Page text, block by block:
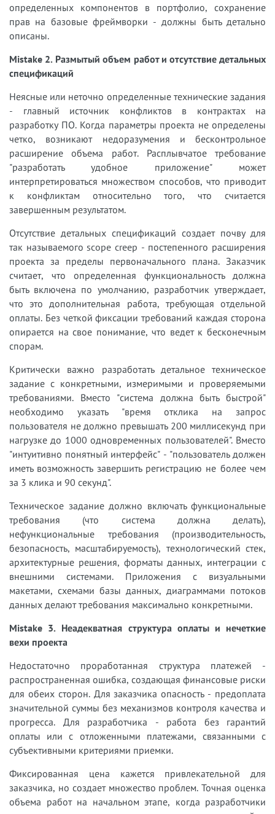
определенных компонентов в портфолио, сохранение
прав на базовые фреймворки - должны быть детально
описаны.
Mistake 2. Размытый объем работ и отсутствие детальных
спецификаций
Неясные или неточно определенные технические задания
- главный источник конфликтов в контрактах на
разработку ПО. Когда параметры проекта не определены
четко, возникают недоразумения и бесконтрольное
расширение объема работ. Расплывчатое требование
"разработать удобное приложение" может
интерпретироваться множеством способов, что приводит
к конфликтам относительно того, что считается
завершенным результатом.
Отсутствие детальных спецификаций создает почву для
так называемого scope creep - постепенного расширения
проекта за пределы первоначального плана. Заказчик
считает, что определенная функциональность должна
быть включена по умолчанию, разработчик утверждает,
что это дополнительная работа, требующая отдельной
оплаты. Без четкой фиксации требований каждая сторона
опирается на свое понимание, что ведет к бесконечным
спорам.
Критически важно разработать детальное техническое
задание с конкретными, измеримыми и проверяемыми
требованиями. Вместо "система должна быть быстрой"
необходимо указать "время отклика на запрос
пользователя не должно превышать 200 миллисекунд при
нагрузке до 1000 одновременных пользователей". Вместо
"интуитивно понятный интерфейс" - "пользователь должен
иметь возможность завершить регистрацию не более чем
за 3 клика и 90 секунд".
Техническое задание должно включать функциональные
требования (что система должна делать),
нефункциональные требования (производительность,
безопасность, масштабируемость), технологический стек,
архитектурные решения, форматы данных, интеграции с
внешними системами. Приложения с визуальными
макетами, схемами базы данных, диаграммами потоков
данных делают требования максимально конкретными.
Mistake 3. Неадекватная структура оплаты и нечеткие
вехи проекта
Недостаточно проработанная структура платежей -
распространенная ошибка, создающая финансовые риски
для обеих сторон. Для заказчика опасность - предоплата
значительной суммы без механизмов контроля качества и
прогресса. Для разработчика - работа без гарантий
оплаты или с отложенными платежами, связанными с
субъективными критериями приемки.
Фиксированная цена кажется привлекательной для
заказчика, но создает множество проблем. Точная оценка
объема работ на начальном этапе, когда разработчики